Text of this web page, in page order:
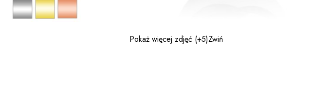
Pokaż więcej zdjęć (+5)Zwiń